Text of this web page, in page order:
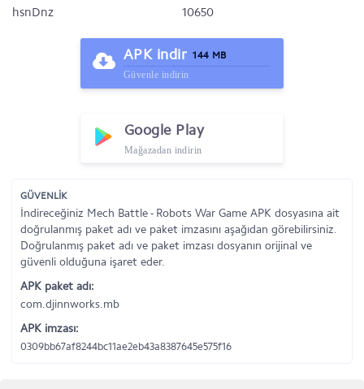
hsnDnz 10650
APK indir 144 MB
Güvenle indirin
Google Play
Mağazadan indirin
GÜVENLİK
İndireceğiniz Mech Battle - Robots War Game APK dosyasına ait
doğrulanmış paket adı ve paket imzasını aşağıdan görebilirsiniz.
Doğrulanmış paket adı ve paket imzası dosyanın orijinal ve
güvenli olduğuna işaret eder.
APK paket adı:
com.djinnworks.mb
APK imzası:
0309bb67af8244bc11ae2eb43a8387645e575f16